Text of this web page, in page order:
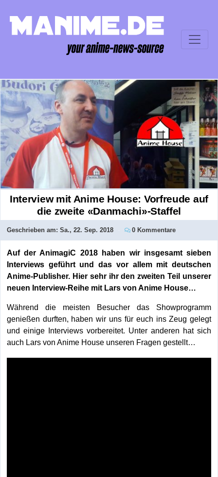
Interview mit Anime House: Vorfreude auf
die zweite «Danmachi»-Staffel
Geschrieben am: Sa., 22. Sep. 2018 0 Kommentare
Auf der AnimagiC 2018 haben wir insgesamt sieben
Interviews geführt und das vor allem mit deutschen
Anime-Publisher. Hier sehr ihr den zweiten Teil unserer
neuen Interview-Reihe mit Lars von Anime House…
Während die meisten Besucher das Showprogramm
genießen durften, haben wir uns für euch ins Zeug gelegt
und einige Interviews vorbereitet. Unter anderen hat sich
auch Lars von Anime House unseren Fragen gestellt…